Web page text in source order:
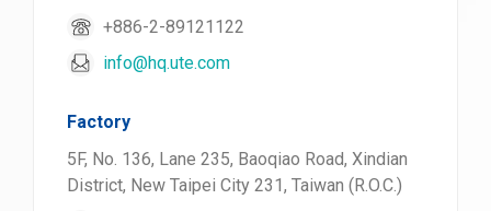
+886-2-89121122
info@hq.ute.com
Factory
5F, No. 136, Lane 235, Baoqiao Road, Xindian
District, New Taipei City 231, Taiwan (R.O.C.)